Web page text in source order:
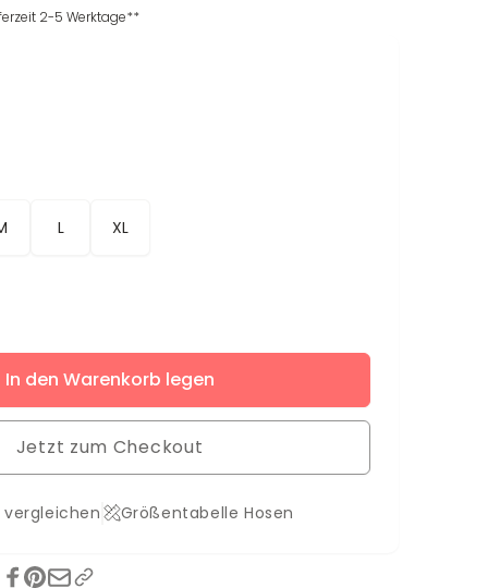
2-5 Werktage**
L XL
In den Warenkorb legen
Jetzt zum Checkout
Größentabelle Hosen